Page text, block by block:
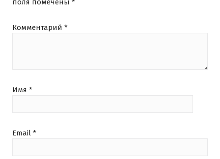
поля помечены *
Комментарий *
Имя *
Email *